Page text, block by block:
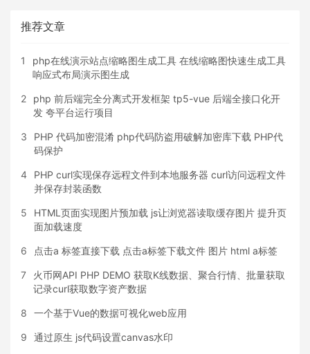
推荐文章
1
php在线演示站点缩略图生成工具 在线缩略图快速生成工具
响应式布局演示图生成
2
php 前后端完全分离式开发框架 tp5-vue 后端全接口化开
发 夸平台运行项目
3
PHP 代码加密混淆 php代码防盗用破解加密库下载 PHP代
码保护
4
PHP curl实现保存远程文件到本地服务器 curl访问远程文件
并保存封装函数
5
HTML页面实现图片预加载 js让浏览器读取缓存图片 提升页
面加载速度
6 点击a 标签直接下载 点击a标签下载文件 图片 html a标签
7
火币网API PHP DEMO 获取K线数据、聚合行情、批量获取
记录curl获取数字资产数据
8 一个基于Vue的数据可视化web应用
9 通过原生 js代码设置canvas水印